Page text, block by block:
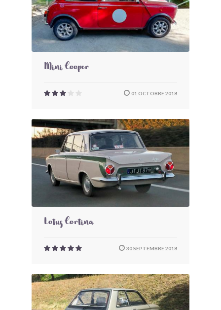
Mini Cooper
01 OCTOBRE 2018
Lotus Cortina
30 SEPTEMBRE 2018